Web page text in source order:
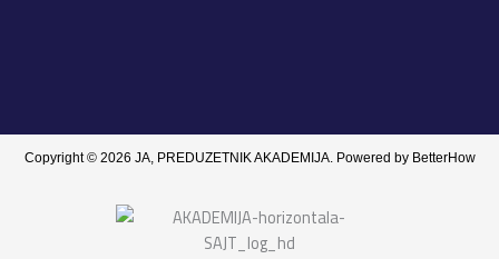
Copyright © 2026 JA, PREDUZETNIK AKADEMIJA. Powered by BetterHow